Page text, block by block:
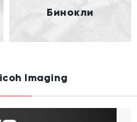
Бинокли
Imaging